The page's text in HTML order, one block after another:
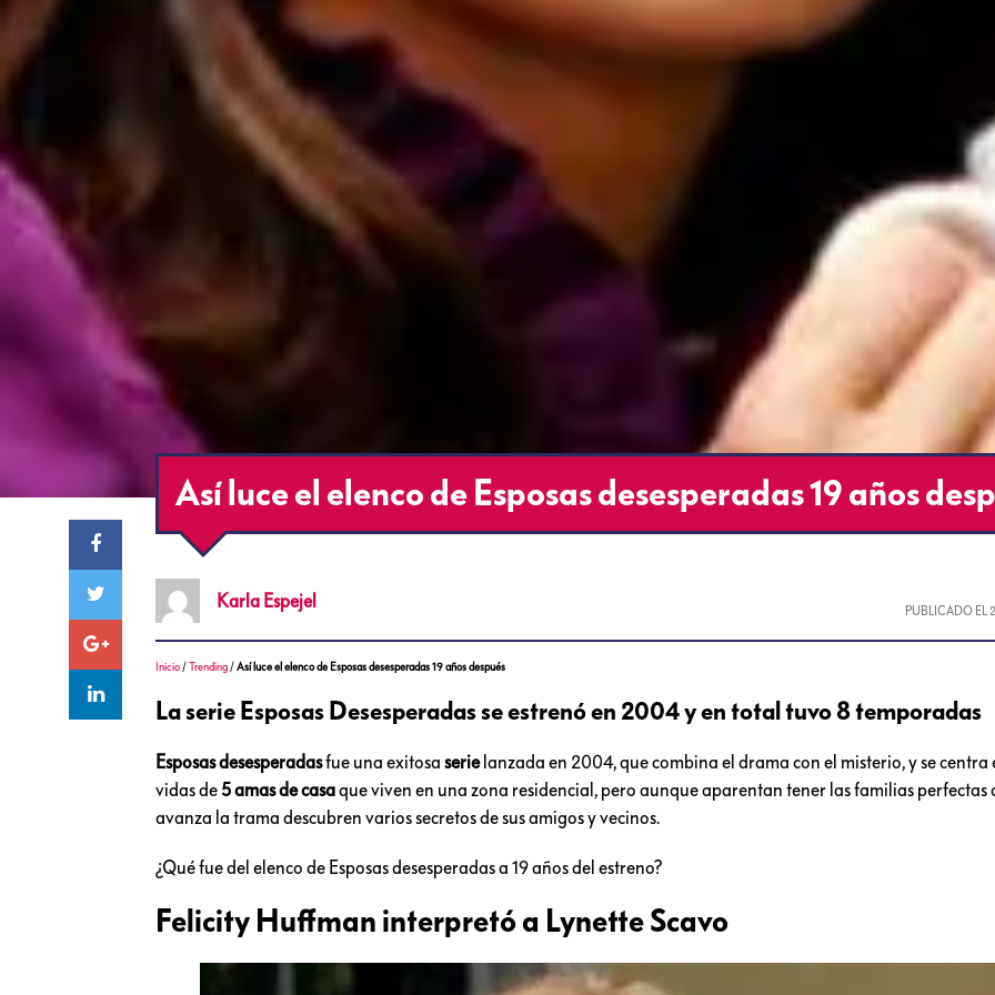
Así luce el elenco de Esposas desesperadas 19 años
Karla Espejel PUBLICADO EL
Inicio /Trending /Así luce el elenco de Esposas desesperadas 19 años después
La serie Esposas Desesperadas se estrenó en 2004 y en total tuvo 8 temporadas
Esposas desesperadasfue una exitosa serielanzada en 2004, que combina el drama con el misterio, y se centra
vidas de 5 amas de casaque viven en una zona residencial, pero aunque aparentan tener las familias perfectas
avanza la trama descubren varios secretos de sus amigos y vecinos.
¿Qué fue del elenco de Esposas desesperadas a 19 años del estreno?
Felicity Huffman interpretó a Lynette Scavo